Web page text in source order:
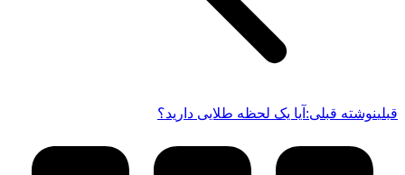
قبلینوشته قبلی: آیا یک لحظه طلایی دارید؟